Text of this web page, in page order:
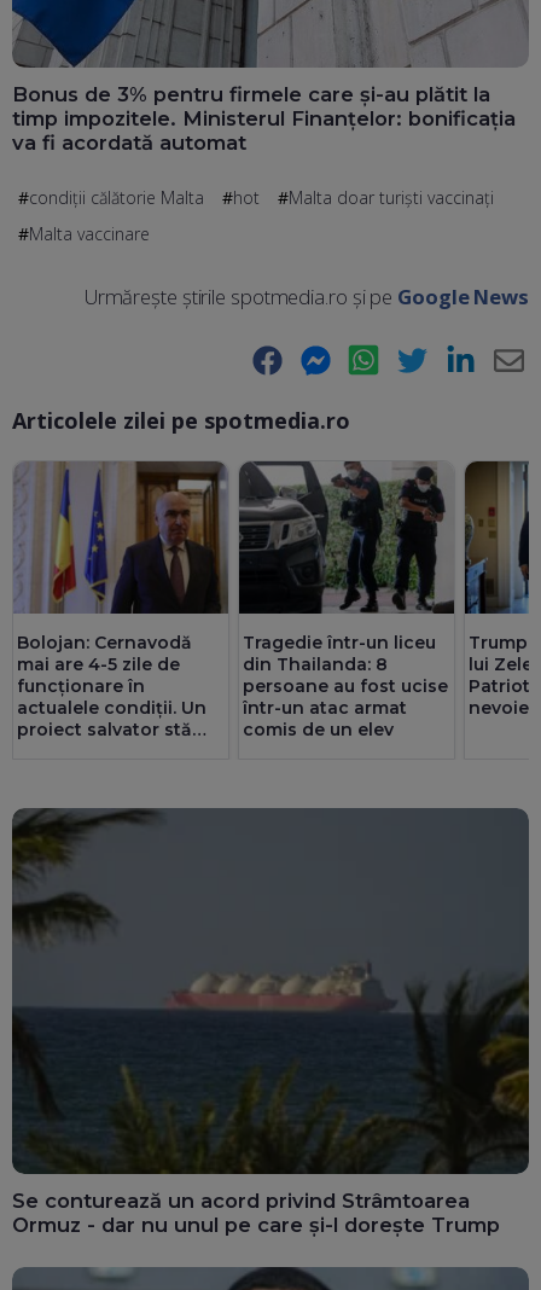
Bonus de 3% pentru firmele care și-au plătit la
timp impozitele. Ministerul Finanțelor: bonificația
va fi acordată automat
condiţii călătorie Malta hot
Malta doar turiști vaccinați
Malta vaccinare
Urmărește știrile spotmedia.ro și pe Google News
Facebook Messenger WhatsApp Twitter LinkedIn
Articolele zilei pe spotmedia.ro
Bolojan: Cernavodă
mai are 4-5 zile de
funcționare în
actualele condiții. Un
proiect salvator stă
energie cu până la 300
MW
Tragedie într-un liceu
din Thailanda: 8
persoane au fost ucise
într-un atac armat
comis de un elev
Trump,
lui
Patriot:
nevoie
Se conturează un acord privind Strâmtoarea
Ormuz - dar nu unul pe care și-l dorește Trump